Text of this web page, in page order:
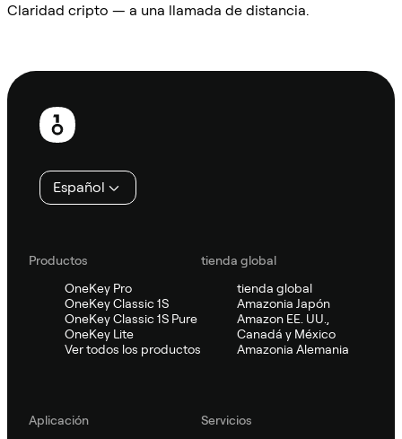
Claridad cripto — a una llamada de distancia.
Pie
página
Español
Productos
OneKey Pro
OneKey Classic 1S
OneKey Classic 1S Pure
OneKey Lite
Ver todos los productos
tienda global
tienda global
Amazonia Japón
Amazon EE. UU.,
Canadá y México
Amazonia Alemania
Aplicación
Servicios